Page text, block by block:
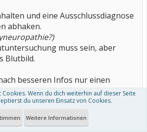
und eine Ausschlussdiagnose
abhaken.
muss sein, aber
Blutbild.
besseren Infos nur einen
ok aber nicht optimal)
Cookies. Wenn du dich weiterhin auf dieser Seite
du unseren Einsatz von Cookies.
Weitere Informationen